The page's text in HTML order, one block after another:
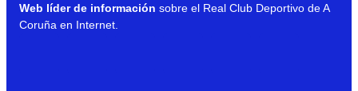
Web líder de información sobre el Real Club Deportivo de A
Coruña en Internet.